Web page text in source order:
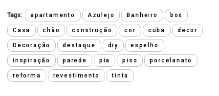
Tags: apartamento Azulejo Banheiro box
Casa chão construção cor cuba decor
Decoração destaque diy espelho
inspiração parede pia piso porcelanato
reforma revestimento tinta